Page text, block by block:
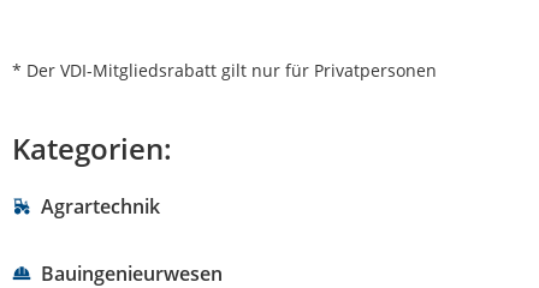
* Der VDI-Mitgliedsrabatt gilt nur für Privatpersonen
Kategorien:
Agrartechnik
Bauingenieurwesen